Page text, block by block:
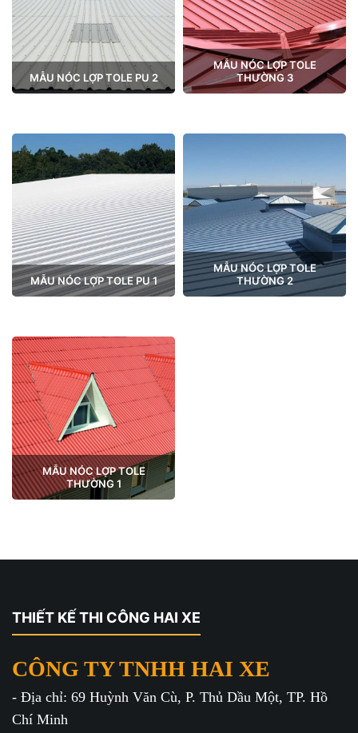
MẪU NÓC LỢP TOLE PU 2
MẪU NÓC LỢP TOLE
THƯỜNG 3
MẪU NÓC LỢP TOLE PU 1
MẪU NÓC LỢP TOLE
THƯỜNG 2
MẪU NÓC LỢP TOLE
THƯỜNG 1
THIẾT KẾ THI CÔNG HAI XE
CÔNG TY TNHH HAI XE
- Địa chỉ: 69 Huỳnh Văn Cù, P. Thủ Dầu Một, TP. Hồ
Chí Minh